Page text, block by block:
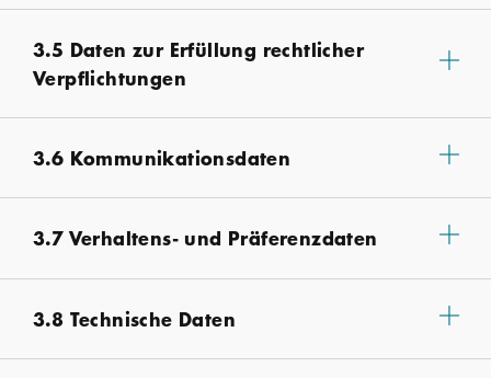
3.5 Daten zur Erfüllung rechtlicher
Verpflichtungen
3.6 Kommunikationsdaten
3.7 Verhaltens- und Präferenzdaten
3.8 Technische Daten